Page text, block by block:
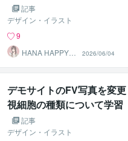
記事
デザイン・イラスト
9
HANA HAPPY 8
2026/06/04
デモサイトのFV写真を変更
視細胞の種類について学習
記事
デザイン・イラスト